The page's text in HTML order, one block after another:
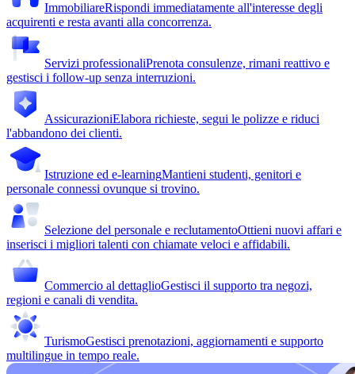
ImmobiliareRispondi immediatamente all'interesse degli
acquirenti e resta avanti alla concorrenza.
Servizi professionaliPrenota consulenze, rimani reattivo e
gestisci i follow-up senza interruzioni.
AssicurazioniElabora richieste, segui le polizze e riduci
l'abbandono dei clienti.
Istruzione ed e-learningMantieni studenti, genitori e
personale connessi ovunque si trovino.
Selezione del personale e reclutamentoOttieni nuovi affari e
inserisci i migliori talenti con chiamate veloci e affidabili.
Commercio al dettaglioGestisci il supporto tra negozi,
regioni e canali di vendita.
TurismoGestisci prenotazioni, aggiornamenti e supporto
multilingue in tempo reale.